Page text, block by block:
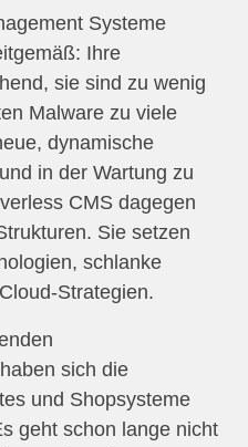
Systeme
Ihre
sie sind zu wenig
Malware zu viele
dynamische
in der Wartung zu
CMS dagegen
Sie setzen
schlanke
Strategien.
sich die
und Shopsysteme
geht schon lange nicht